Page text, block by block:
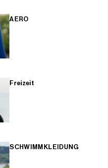
AERO
Freizeit
SCHWIMMKLEIDUNG